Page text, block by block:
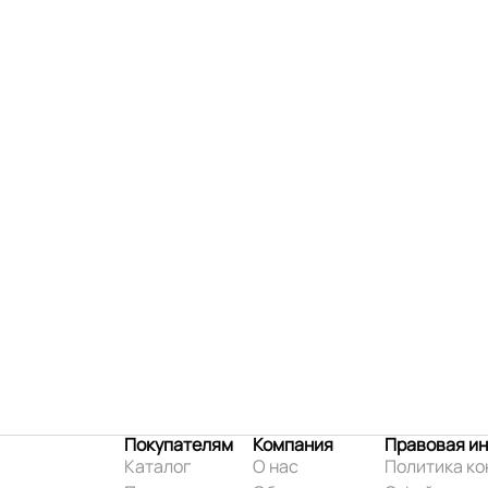
Покупателям
Каталог
Компания
О нас
Правовая
Политика